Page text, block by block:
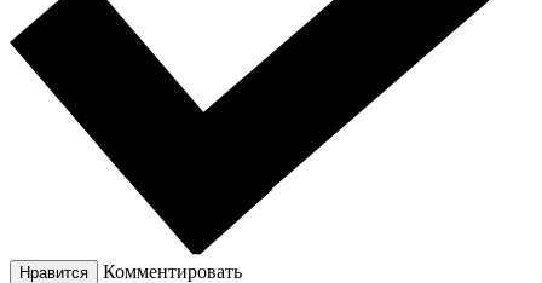
Нравится Комментировать